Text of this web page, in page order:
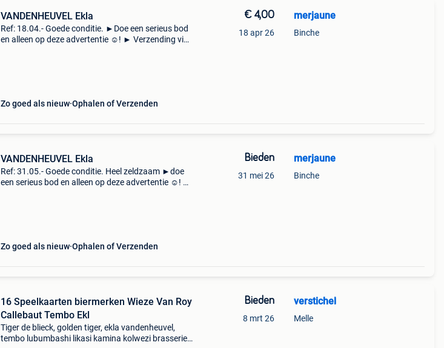
VANDENHEUVEL Ekla
Ref: 18.04.- Goede conditie. ►Doe een serieus bod
en alleen op deze advertentie ☺! ► Verzending via
Zo goed als nieuw Ophalen of Verzenden
€ 4,00
18 apr 26
merjaune
Binche
VANDENHEUVEL Ekla
Ref: 31.05.- Goede conditie. Heel zeldzaam ►doe
een serieus bod en alleen op deze advertentie ☺! ►
Zo goed als nieuw Ophalen of Verzenden
Bieden
31 mei 26
merjaune
Binche
16 Speelkaarten biermerken Wieze Van Roy
Callebaut Tembo Ekl
Tiger de blieck, golden tiger, ekla vandenheuvel,
tembo lubumbashi likasi kamina kolwezi brasseries
Bieden
8 mrt 26
verstichel
Melle